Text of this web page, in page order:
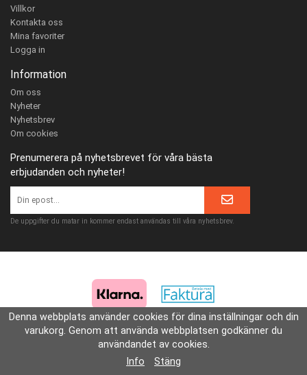
Villkor
Kontakta oss
Mina favoriter
Logga in
Information
Om oss
Nyheter
Nyhetsbrev
Om cookies
Prenumerera på nyhetsbrevet för våra bästa
erbjudanden och nyheter!
De uppgifter du matar in kommer endast användas till våra nyhetsbrev.
Denna webbplats använder cookies för dina inställningar och din
varukorg. Genom att använda webbplatsen godkänner du
användandet av cookies.
Info
Stäng